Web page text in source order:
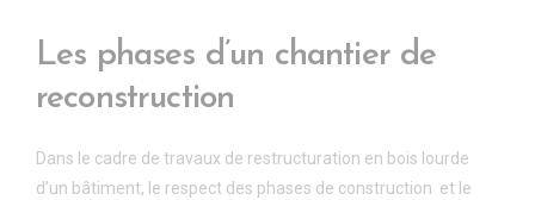
Les phases d’un chantier de
reconstruction
Dans le cadre de travaux de restructuration en bois lourde
d’un bâtiment, le respect des phases de construction et le